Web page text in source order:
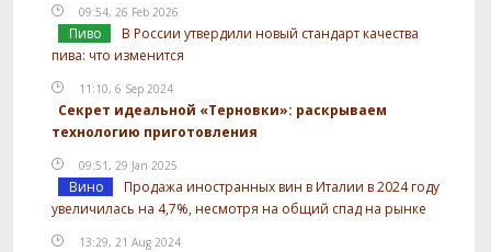
09:54, 26 Feb 2026
Пиво
В России утвердили новый стандарт качества
пива: что изменится
11:10, 6 Sep 2024
Секрет идеальной «Терновки»: раскрываем
технологию приготовления
09:51, 29 Jan 2025
Вино
Продажа иностранных вин в Италии в 2024 году
увеличилась на 4,7%, несмотря на общий спад на рынке
13:29, 21 Aug 2024